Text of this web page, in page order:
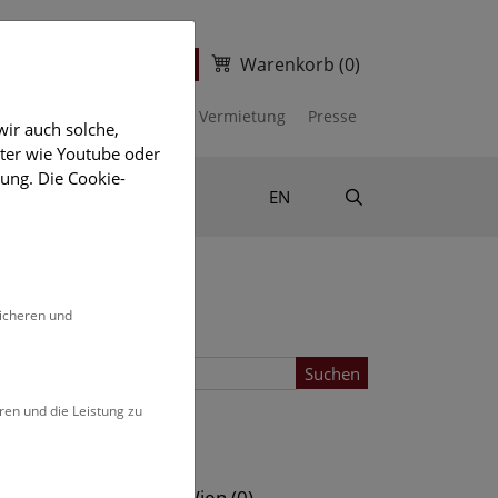
Warenkorb (0)
Vermietung Presse
EN
Suchen
auch solche,
wie Youtube oder
Die Cookie-
und
und die Leistung zu